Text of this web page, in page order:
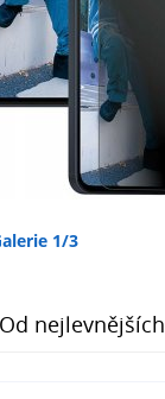
1/3
Od nejlevnějších